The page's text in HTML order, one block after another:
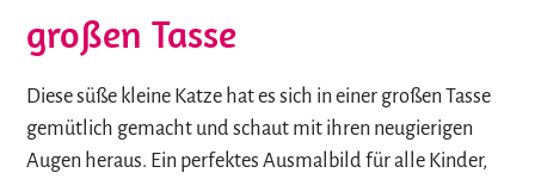
großen Tasse
Diese süße kleine Katze hat es sich in einer großen Tasse
gemütlich gemacht und schaut mit ihren neugierigen
Augen heraus. Ein perfektes Ausmalbild für alle Kinder,